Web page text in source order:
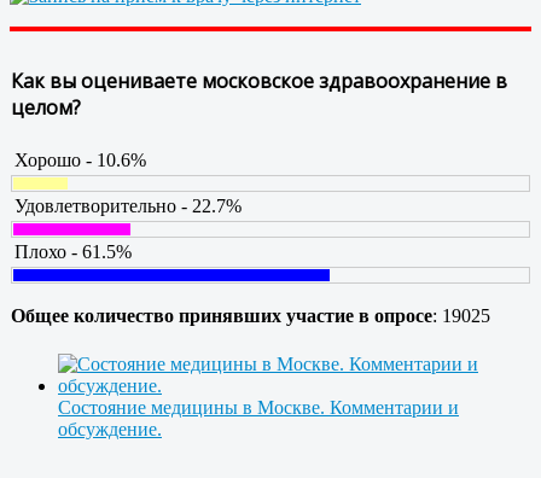
Как вы оцениваете московское здравоохранение в
целом?
Хорошо - 10.6%
Удовлетворительно - 22.7%
Плохо - 61.5%
Общее количество принявших участие в опросе: 19025
Состояние медицины в Москве. Комментарии и
обсуждение.